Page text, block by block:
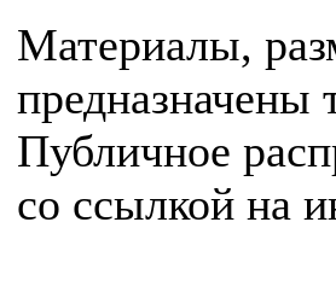
Материалы,
предназначены
Публичное
со ссылкой на